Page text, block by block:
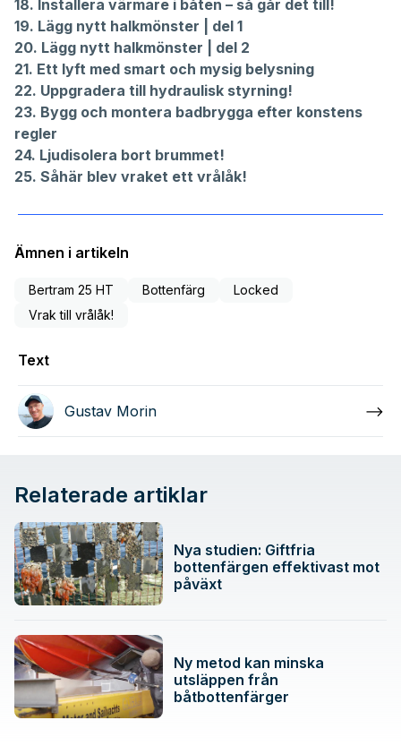
18. Installera värmare i båten – så går det till!
19. Lägg nytt halkmönster | del 1
20. Lägg nytt halkmönster | del 2
21. Ett lyft med smart och mysig belysning
22. Uppgradera till hydraulisk styrning!
23. Bygg och montera badbrygga efter konstens
regler
24. Ljudisolera bort brummet!
25. Såhär blev vraket ett vrålåk!
Ämnen i artikeln
Bertram 25 HT Bottenfärg
Locked
Vrak till vrålåk!
Text
Gustav Morin
Relaterade artiklar
Nya studien: Giftfria
bottenfärgen effektivast mot
påväxt
Ny metod kan minska
utsläppen från
båtbottenfärger